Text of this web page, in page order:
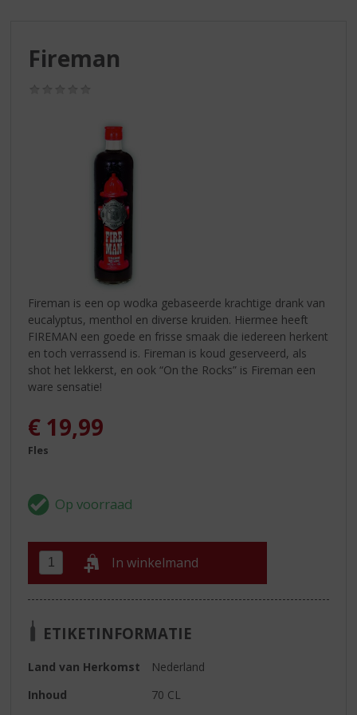
Fireman
Fireman is een op wodka gebaseerde krachtige drank van
eucalyptus, menthol en diverse kruiden. Hiermee heeft
FIREMAN een goede en frisse smaak die iedereen herkent
en toch verrassend is. Fireman is koud geserveerd, als
shot het lekkerst, en ook “On the Rocks” is Fireman een
ware sensatie!
€ 19,99
Fles
In winkelmand
ETIKETINFORMATIE
Land van Herkomst
Nederland
Inhoud
70 CL